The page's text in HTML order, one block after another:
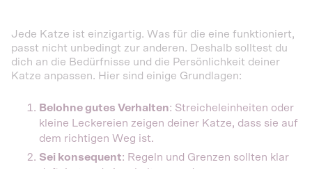
Jede Katze ist einzigartig. Was für die eine funktioniert,
passt nicht unbedingt zur anderen. Deshalb solltest du
dich an die Bedürfnisse und die Persönlichkeit deiner
Katze anpassen. Hier sind einige Grundlagen:
Belohne gutes Verhalten: Streicheleinheiten oder
kleine Leckereien zeigen deiner Katze, dass sie auf
dem richtigen Weg ist.
Sei konsequent: Regeln und Grenzen sollten klar